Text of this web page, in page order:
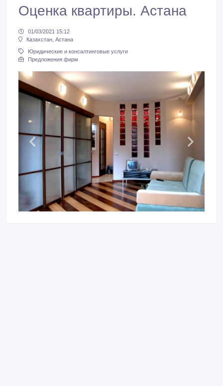
Оценка квартиры. Астана
01/03/2021 15:12
Казахстан, Астана
Юридические и консалтинговые услуги
Предложения фирм